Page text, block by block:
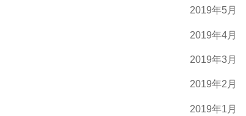
2019年5月
2019年4月
2019年3月
2019年2月
2019年1月